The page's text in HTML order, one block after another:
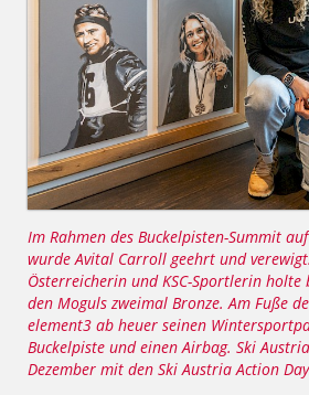
Im Rahmen des Buckelpisten-Summit
wurde Avital Carroll geehrt und
Österreicherin und KSC-Sportlerin
den Moguls zweimal Bronze. Am Fuße
element3 ab heuer seinen
Buckelpiste und einen Airbag. Ski
Dezember mit den Ski Austria Action